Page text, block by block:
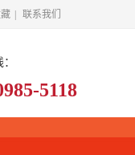
联系我们
5118